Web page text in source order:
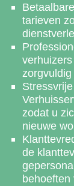
tarieven
zodat u
nieuwe
de
behoeften